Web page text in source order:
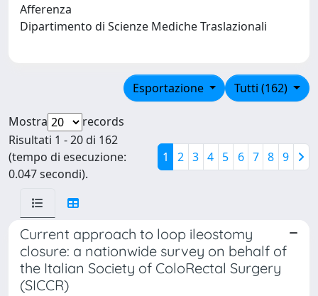
Afferenza
Dipartimento di Scienze Mediche Traslazionali
Tutti (162)
Esportazione
Mostra
records
Risultati 1 - 20 di 162
(tempo di esecuzione:
0.047 secondi).
1 2 3 4 5 6 7 8 9
Current approach to loop ileostomy
closure: a nationwide survey on behalf of
the Italian Society of ColoRectal Surgery
(SICCR)